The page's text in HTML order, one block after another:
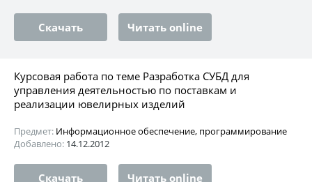
Скачать Читать online
Курсовая работа по теме Разработка СУБД для
управления деятельностью по поставкам и
реализации ювелирных изделий
Предмет: Информационное обеспечение, программирование
Добавлено: 14.12.2012
Скачать Читать online